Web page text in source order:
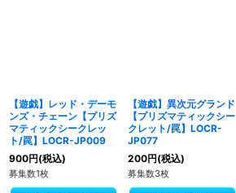
【遊戯】レッド・デーモ
ンズ・チェーン【プリズ
マティックシークレッ
ト/罠】LOCR-JP009
900円(税込)
募集数1枚
【遊戯】異次元グランド
【プリズマティックシー
クレット/罠】LOCR-
JP077
200円(税込)
募集数3枚